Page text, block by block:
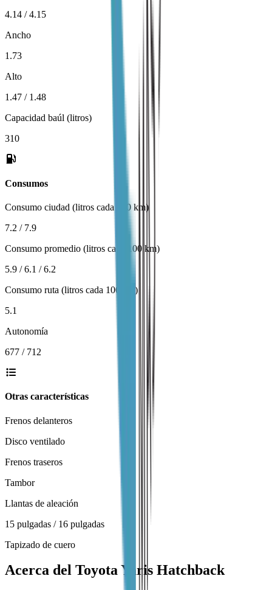
4.14 / 4.15
Ancho
1.73
Alto
1.47 / 1.48
Capacidad baúl (litros)
310
Consumos
Consumo ciudad (litros cada 100 km)
7.2 / 7.9
Consumo promedio (litros cada 100 km)
5.9 / 6.1 / 6.2
Consumo ruta (litros cada 100 km)
5.1
Autonomía
677 / 712
Otras características
Frenos delanteros
Disco ventilado
Frenos traseros
Tambor
Llantas de aleación
15 pulgadas / 16 pulgadas
Tapizado de cuero
Acerca del ToyotaYaris Hatchback